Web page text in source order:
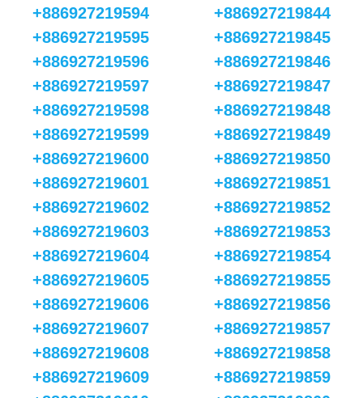
+886927219594
+886927219595
+886927219596
+886927219597
+886927219598
+886927219599
+886927219600
+886927219601
+886927219602
+886927219603
+886927219604
+886927219605
+886927219606
+886927219607
+886927219608
+886927219609
+886927219844
+886927219845
+886927219846
+886927219847
+886927219848
+886927219849
+886927219850
+886927219851
+886927219852
+886927219853
+886927219854
+886927219855
+886927219856
+886927219857
+886927219858
+886927219859